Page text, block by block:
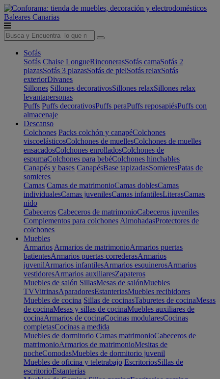
Baleares Canarias
Sofás
Sofás Chaise LongueRinconerasSofás camaSofás 2
plazasSofás 3 plazasSofás de pielSofás relaxSofás
exteriorDivanes
Sillones Sillones decorativosSillones relaxSillones relax
levantapersonas
Puffs Puffs decorativosPuffs peraPuffs reposapiésPuffs con
almacenaje
Descanso
Colchones Packs colchón y canapéColchones
viscoelásticosColchones de muellesColchones de muelles
ensacadosColchones enrolladosColchones de
espumaColchones para bebéColchones hinchables
Canapés y bases CanapésBase tapizadasSomieresPatas de
somieres
Camas Camas de matrimonioCamas doblesCamas
individualesCamas juvenilesCamas infantilesLiterasCamas
nido
Cabeceros Cabeceros de matrimonioCabeceros juveniles
Complementos para colchones AlmohadasProtectores de
colchones
Muebles
Armarios Armarios de matrimonioArmarios puertas
batientesArmarios puertas correderasArmarios
juvenilArmarios infantilesArmarios esquinerosArmarios
vestidoresArmarios auxiliaresZapateros
Muebles de salón SillasMesas de salónMuebles
TVVitrinasAparadoresEstanteriasMuebles recibidores
Muebles de cocina Sillas de cocinasTaburetes de cocinaMesas
de cocinaMesas y sillas de cocinaMuebles auxiliares de
cocinaArmarios de cocinaCocinas modularesCocinas
completasCocinas a medida
Muebles de dormitorio Camas matrimonioCabeceros de
matrimonioArmarios de matrimonioMesitas de
nocheComodasMuebles de dormitorio juvenil
Muebles de oficina y teletrabajo EscritoriosSillas de
escritorioEstanterías